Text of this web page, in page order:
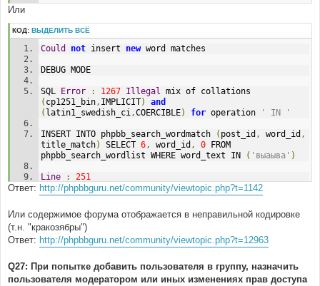
Или
КОД: ВЫДЕЛИТЬ ВСЁ
Could not insert new word matches
DEBUG MODE
SQL Error : 1267 Illegal
( cp1251_bin, IMPLICIT)
and
( latin1_swedish_ci,COERCIBLE) for operation ' IN '
INSERT INTO phpbb_search_wordmatch ( post_id , word_id ,
title_match) SELECT 6, word_id , 0 FROM
phpbb_search_wordlist WHERE word_text IN
( 'выаыва' )
Line :
251
File : functions_search.php
Ответ: http://phpbbguru.net/community/viewtopic.php?t=1142
Или содержимое форума отображается в неправильной кодировке
(т.н. "кракозябры")
Ответ: http://phpbbguru.net/community/viewtopic.php?t=12963
Q27: При попытке добавить пользователя в группу, назначить
пользователя модератором или иных изменениях прав доступа